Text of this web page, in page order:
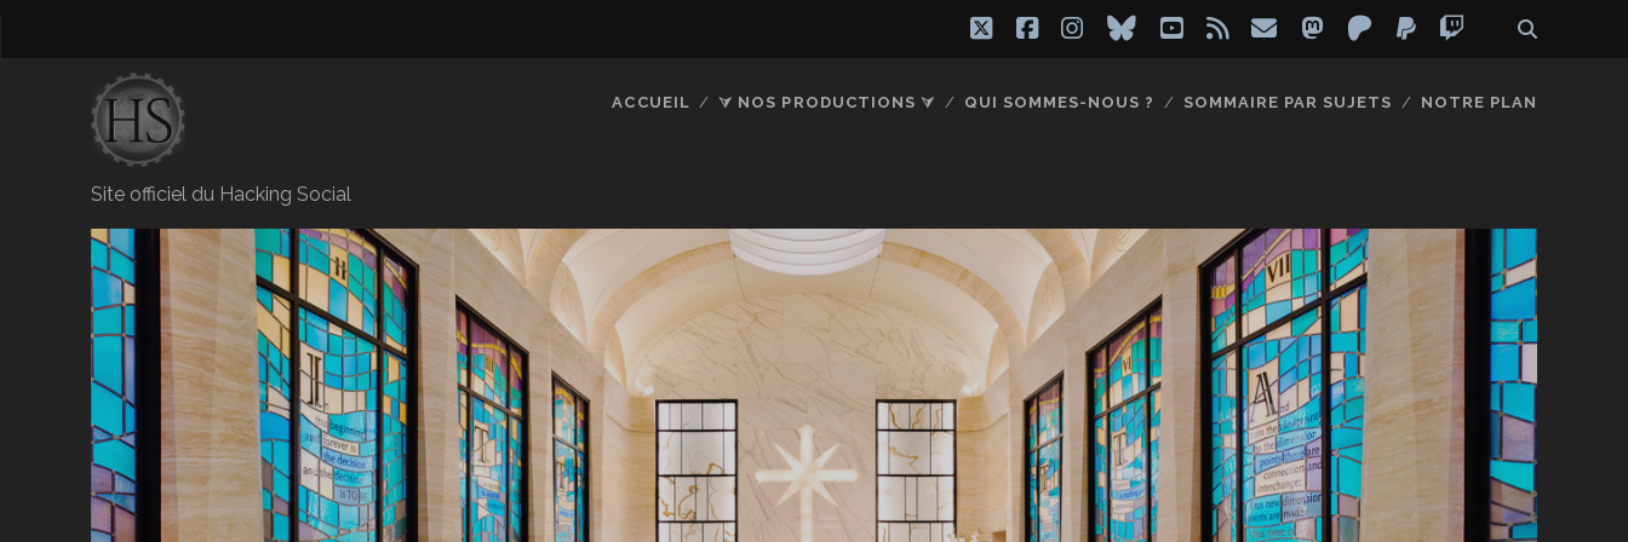
twitterfacebook
instagram
blueskyyoutube
rss emailmastodon
patreon
paypaltwitch
Site officiel du Hacking Social
ACCUEIL ⮛ NOS PRODUCTIONS ⮛ QUI SOMMES-NOUS ? SOMMAIRE PAR SUJETS NOTRE PLAN